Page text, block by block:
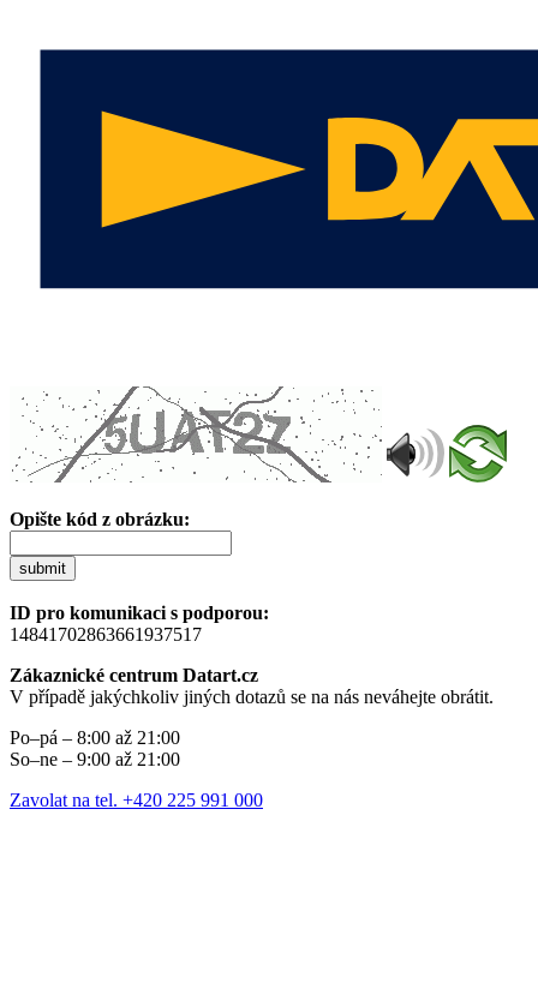
Opište kód z obrázku:
submit
ID pro komunikaci s podporou:
14841702863661937517
Zákaznické centrum Datart.cz
V případě jakýchkoliv jiných dotazů se na nás neváhejte obrátit.
Po–pá – 8:00 až 21:00
So–ne – 9:00 až 21:00
Zavolat na tel. +420 225 991 000